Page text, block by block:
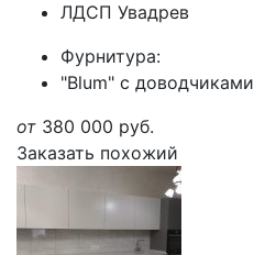
ЛДСП Увадрев
Фурнитура:
"Blum" с доводчиками
от 380 000 руб.
Заказать похожий